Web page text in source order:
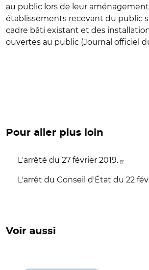
au public lors de leur
établissements recevant du public
cadre bâti existant et des
ouvertes au public (Journal officiel
Pour aller plus loin
L'arrêté du 27 février 2019.
L'arrêt du Conseil d'État du 22
Voir aussi